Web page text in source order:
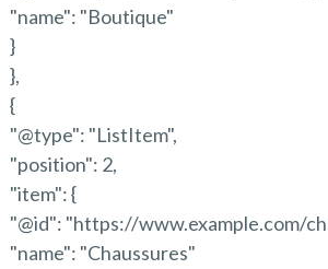
"name": "Boutique"
}
},
{
"@type": "ListItem",
"position": 2,
"item": {
"@id": "https://www.example.com/
"name": "Chaussures"